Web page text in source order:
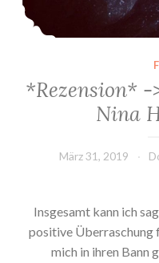
*Rezension* -
Nina
März 31, 2019
Insgesamt kann ich
positive Überraschung
mich in ihren Bann